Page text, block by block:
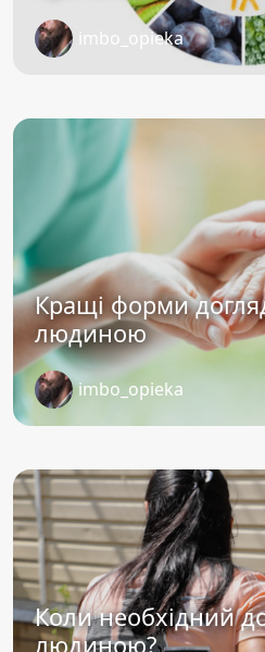
imbo_opieka
Кращі форми
людиною
imbo_opieka
Коли необхідний
людиною?